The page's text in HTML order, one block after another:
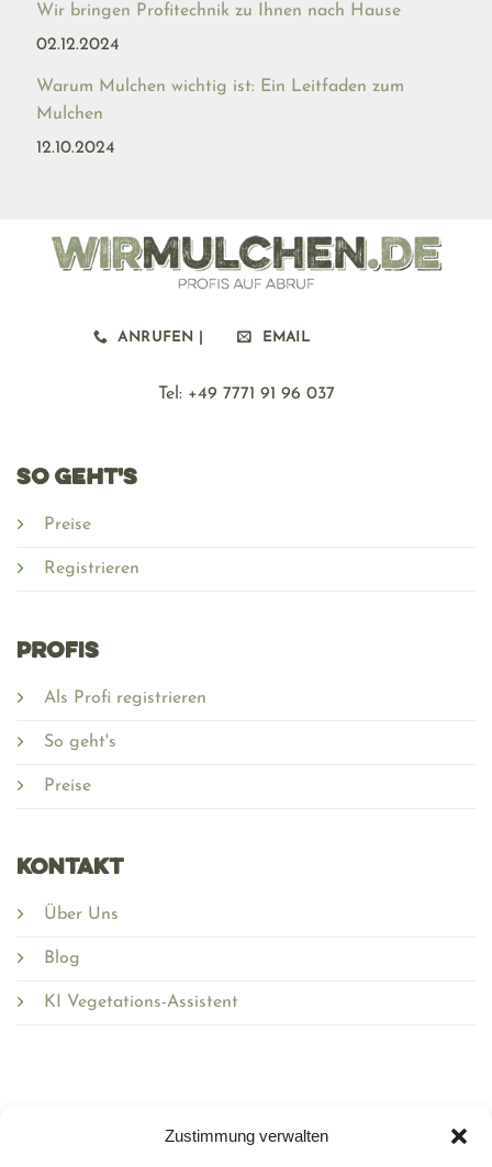
Zustimmung verwalten
Wir bringen Profitechnik zu Ihnen nach Hause
02.12.2024
Warum Mulchen wichtig ist: Ein Leitfaden zum
Mulchen
12.10.2024
ANRUFEN | EMAIL
Tel: ‪+49 7771 91 96 037
SO GEHT'S
Preise
Registrieren
PROFIS
Als Profi registrieren
So geht's
Preise
Kontakt
Über Uns
Blog
KI Vegetations-Assistent